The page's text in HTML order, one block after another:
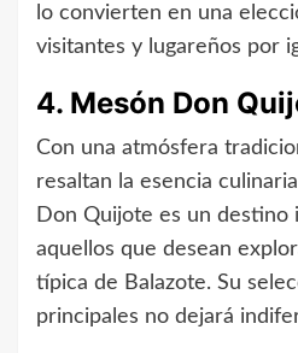
lo convierten en una
visitantes y lugareños por
4. Mesón Don
Con una atmósfera
resaltan la esencia
Don Quijote es un destino
aquellos que desean
típica de Balazote. Su
principales no dejará